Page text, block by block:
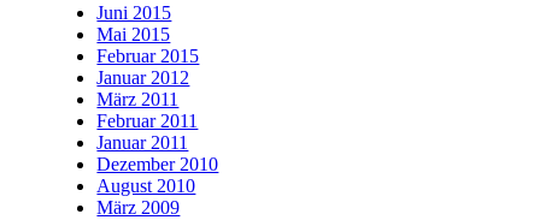
Juni 2015
Mai 2015
Februar 2015
Januar 2012
März 2011
Februar 2011
Januar 2011
Dezember 2010
August 2010
März 2009